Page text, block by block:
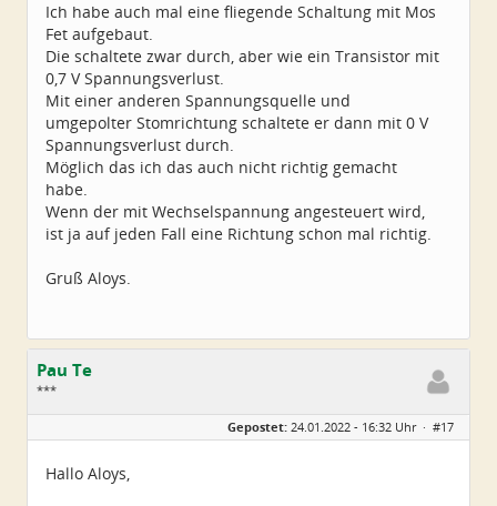
Ich habe auch mal eine fliegende Schaltung mit Mos
Fet aufgebaut.
Die schaltete zwar durch, aber wie ein Transistor mit
0,7 V Spannungsverlust.
Mit einer anderen Spannungsquelle und
umgepolter Stomrichtung schaltete er dann mit 0 V
Spannungsverlust durch.
Möglich das ich das auch nicht richtig gemacht
habe.
Wenn der mit Wechselspannung angesteuert wird,
ist ja auf jeden Fall eine Richtung schon mal richtig.
Gruß Aloys.
Pau Te
***
Geschlecht:
Alter:
81
Dabei seit:
06 / 2021
Gepostet: 24.01.2022 - 16:32 Uhr · #17
Hallo Aloys,